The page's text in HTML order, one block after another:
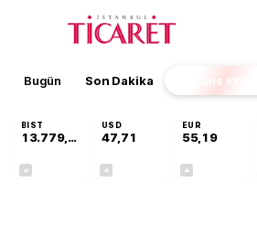
Bugün Son Dakika Finans
BIST
13.779,39
USD
47,71
EUR
55,19